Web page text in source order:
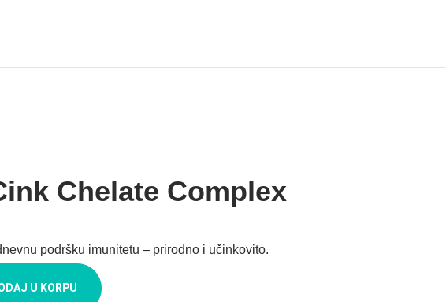
Chelate Complex
podršku imunitetu – prirodno i učinkovito.
U KORPU